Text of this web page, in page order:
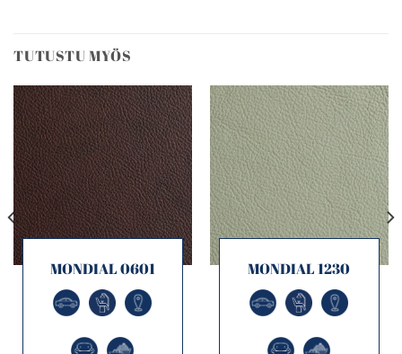
TUTUSTU MYÖS
MONDIAL 0601 MONDIAL 1230